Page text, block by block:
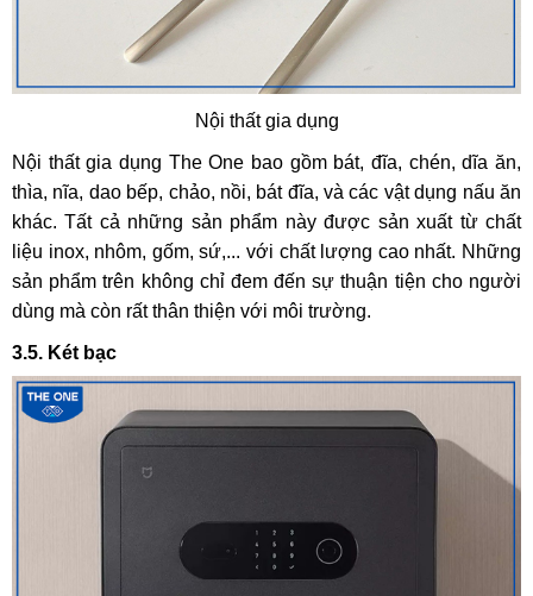
Nội thất gia dụng
Nội thất gia dụng The One bao gồm bát, đĩa, chén, dĩa ăn,
thìa, nĩa, dao bếp, chảo, nồi, bát đĩa, và các vật dụng nấu ăn
khác. Tất cả những sản phẩm này được sản xuất từ chất
liệu inox, nhôm, gốm, sứ,... với chất lượng cao nhất. Những
sản phẩm trên không chỉ đem đến sự thuận tiện cho người
dùng mà còn rất thân thiện với môi trường.
3.5. Két bạc